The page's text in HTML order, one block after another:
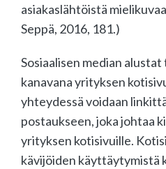
asiakaslähtöistä
Seppä, 2016, 181.)
Sosiaalisen median
kanavana yrityksen
yhteydessä voidaan
postaukseen, joka johtaa
yrityksen kotisivuille.
kävijöiden käyttäytymistä